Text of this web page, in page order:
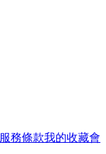
服務條款我的收藏會